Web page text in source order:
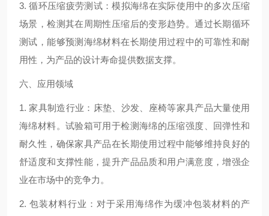
3. 循环压缩疲劳测试：模拟海绵在实际使用中的多次压缩
场景，检测其在周期性压缩后的变形趋势。通过长期循环
测试，能够预测海绵材料在长期使用过程中的可靠性和耐
用性，为产品的设计寿命提供数据支撑。
六、应用领域
1. 家具制造行业：床垫、沙发、座椅等家具产品大量使用
海绵材料。试验箱可用于检测海绵的压缩强度、回弹性和
耐久性，确保家具产品在长期使用过程中能够维持良好的
舒适度和支撑性能，提升产品品质和用户满意度，增强企
业在市场中的竞争力。
2. 包装材料行业：对于采用海绵作为缓冲包装材料的产